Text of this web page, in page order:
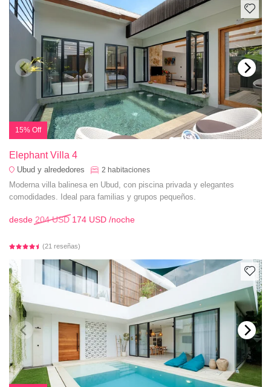
15% Off
Elephant Villa 4
Ubud y alrededores 2 habitaciones
Moderna villa balinesa en Ubud, con piscina privada y elegantes
comodidades. Ideal para familias y grupos pequeños.
desde 204 USD 174 USD /noche
(21 reseñas)